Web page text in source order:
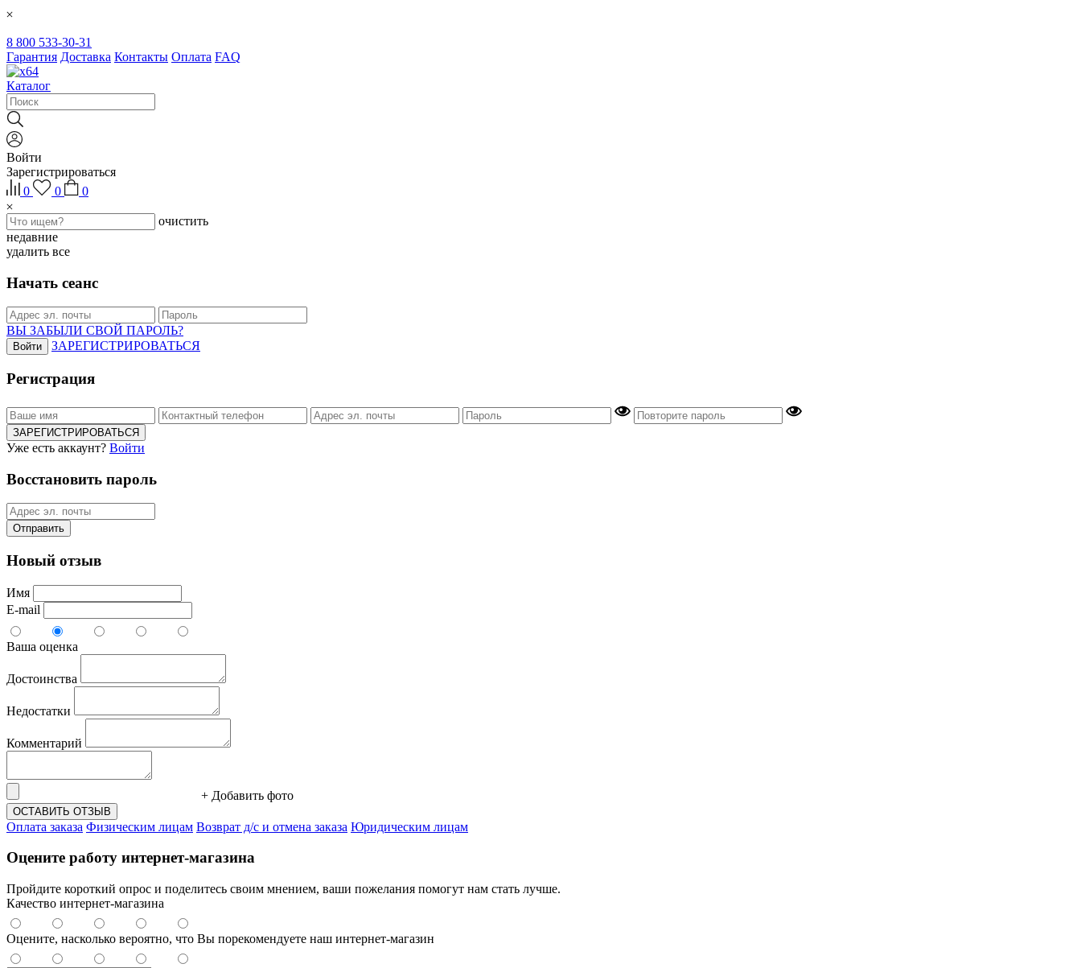
8 800 533-30-31
Гарантия Доставка Контакты Оплата FAQ
Каталог
Войти
Зарегистрироваться
0
0 0
очистить
недавние
удалить все
Начать сеанс
ВЫ ЗАБЫЛИ СВОЙ ПАРОЛЬ?
Войти ЗАРЕГИСТРИРОВАТЬСЯ
Регистрация
ЗАРЕГИСТРИРОВАТЬСЯ
Уже есть аккаунт? Войти
Восстановить пароль
Отправить
Новый отзыв
Имя
E-mail
Ваша оценка
Достоинства
Недостатки
Комментарий
+ Добавить фото
ОСТАВИТЬ ОТЗЫВ
Оплата заказа Физическим лицам Возврат д/с и отмена заказа Юридическим лицам
Оцените работу интернет-магазина
Пройдите короткий опрос и поделитесь своим мнением, ваши пожелания помогут нам стать лучше.
Качество интернет-магазина
Оцените, насколько вероятно, что Вы порекомендуете наш интернет-магазин